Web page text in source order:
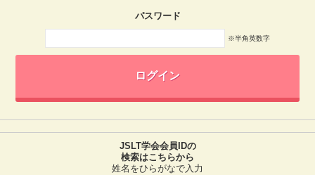
パスワード
※半角英数字
JSLT学会会員IDの
検索はこちらから
姓名をひらがなで入力